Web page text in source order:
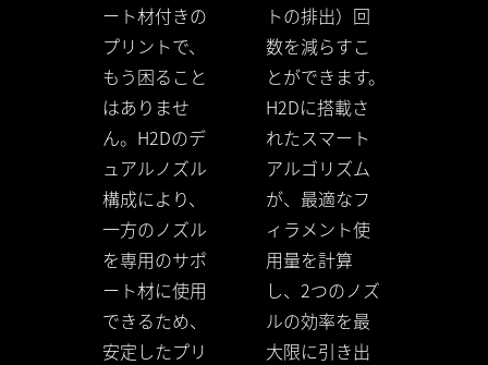
ート材付きの
プリントで、
もう困ること
はありませ
ん。H2Dのデ
ュアルノズル
構成により、
一方のノズル
を専用のサポ
ート材に使用
できるため、
安定したプリ
トの排出）回
数を減らすこ
とができます。
H2Dに搭載さ
れたスマート
アルゴリズム
が、最適なフ
ィラメント使
用量を計算
し、2つのノズ
ルの効率を最
大限に引き出